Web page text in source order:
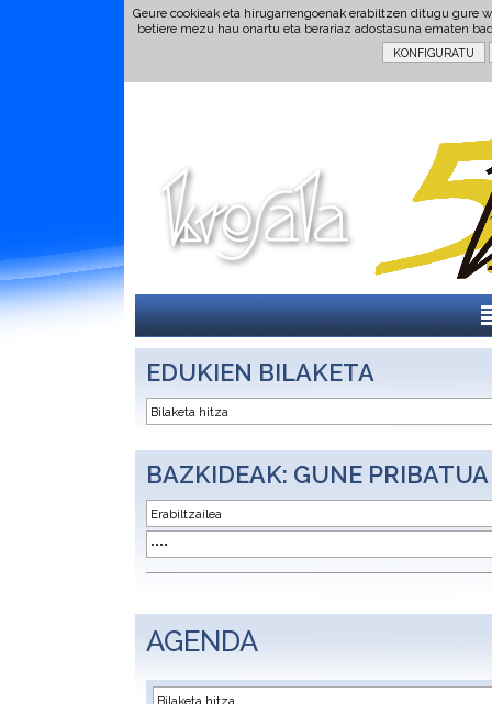
Geure cookieak eta hirugarrengoenak erabiltzen ditugu gure
betiere mezu hau onartu eta berariaz adostasuna ematen
EDUKIEN BILAKETA
BAZKIDEAK: GUNE PRIBATUA
AGENDA